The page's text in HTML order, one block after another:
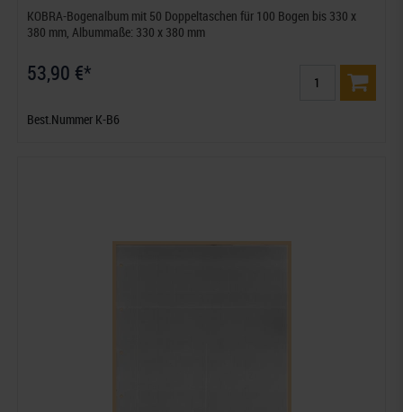
KOBRA-Bogenalbum mit 50 Doppeltaschen für 100 Bogen bis 330 x
380 mm, Albummaße: 330 x 380 mm
53,90 €*
Best.Nummer K-B6